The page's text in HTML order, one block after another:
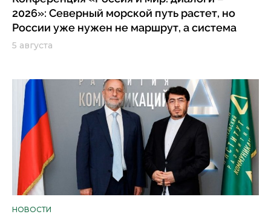
2026»: Северный морской путь растет, но
России уже нужен не маршрут, а система
5 августа
НОВОСТИ